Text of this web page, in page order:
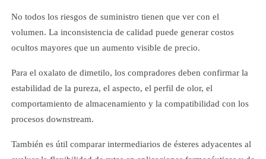
No todos los riesgos de suministro tienen que ver con el
volumen. La inconsistencia de calidad puede generar costos
ocultos mayores que un aumento visible de precio.
Para el oxalato de dimetilo, los compradores deben confirmar la
estabilidad de la pureza, el aspecto, el perfil de olor, el
comportamiento de almacenamiento y la compatibilidad con los
procesos downstream.
También es útil comparar intermediarios de ésteres adyacentes al